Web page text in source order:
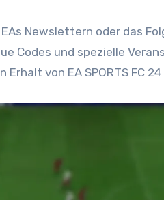
Newslettern oder das
Codes und spezielle
von EA SPORTS FC